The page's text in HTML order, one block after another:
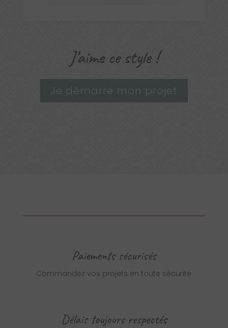
J’aime ce style !
Je démarre mon projet
Paiements sécurisés
Commandez vos projets en toute sécurité
Délais toujours respectés